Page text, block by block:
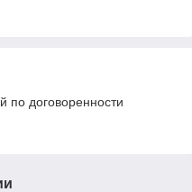
по договоренности